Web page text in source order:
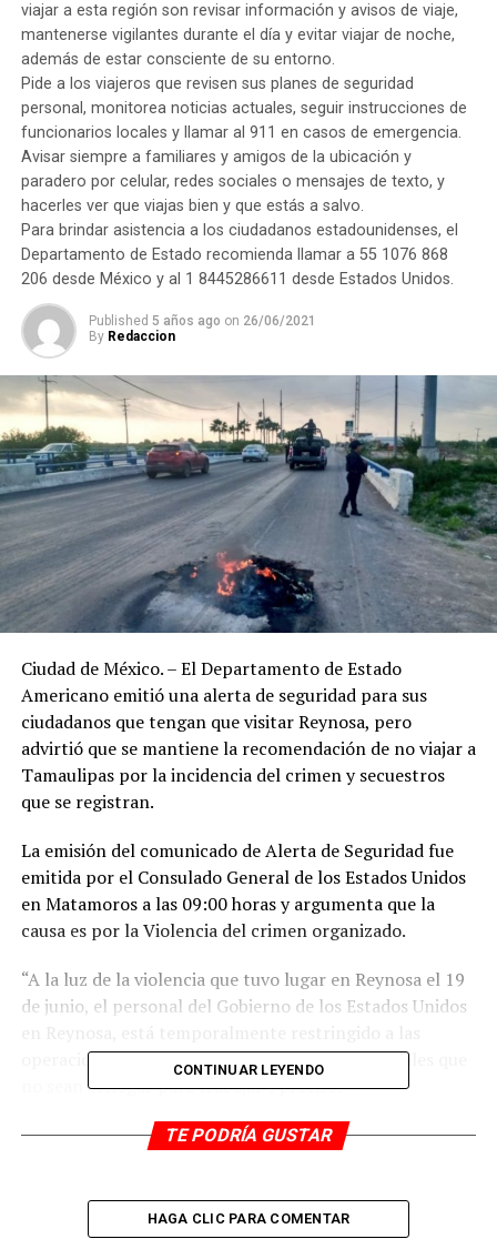
viajar a esta región son revisar información y avisos de viaje,
mantenerse vigilantes durante el día y evitar viajar de noche,
además de estar consciente de su entorno.
Pide a los viajeros que revisen sus planes de seguridad
personal, monitorea noticias actuales, seguir instrucciones de
funcionarios locales y llamar al 911 en casos de emergencia.
Avisar siempre a familiares y amigos de la ubicación y
paradero por celular, redes sociales o mensajes de texto, y
hacerles ver que viajas bien y que estás a salvo.
Para brindar asistencia a los ciudadanos estadounidenses, el
Departamento de Estado recomienda llamar a 55 1076 868
206 desde México y al 1 8445286611 desde Estados Unidos.
Published 5 años ago on 26/06/2021
By Redaccion
Ciudad de México. – El Departamento de Estado
Americano emitió una alerta de seguridad para sus
ciudadanos que tengan que visitar Reynosa, pero
advirtió que se mantiene la recomendación de no viajar a
Tamaulipas por la incidencia del crimen y secuestros
que se registran.
La emisión del comunicado de Alerta de Seguridad fue
emitida por el Consulado General de los Estados Unidos
en Matamoros a las 09:00 horas y argumenta que la
causa es por la Violencia del crimen organizado.
“A la luz de la violencia que tuvo lugar en Reynosa el 19
de junio, el personal del Gobierno de los Estados Unidos
operaciones de campo y a los movimientos oficiales que
no sean el hogar para trabajar”, precisó.
El Departamento de Estado recomienda a los ciudadanos
CONTINUAR LEYENDO
TE PODRÍA GUSTAR
HAGA CLIC PARA COMENTAR